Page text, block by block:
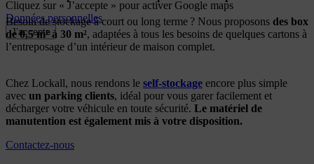
Cliquez sur « J’accepte » pour activer Google maps
Données personnelles
J’accepte
Besoin de stockage à court ou long terme ? Nous proposons des box
de 0,5 m² à 30 m², adaptées à tous les besoins de quelques cartons à
l’entreposage d’un intérieur de maison complet.
Chez Lockall, nous rendons le self-stockage encore plus simple
avec un parking clients, idéal pour vous garer facilement et
décharger votre véhicule en toute sécurité. Le matériel de
manutention est également mis à votre disposition.
Contactez-nous